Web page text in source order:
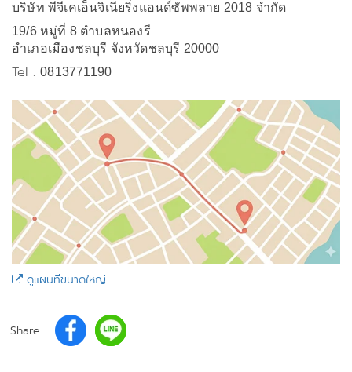
บริษัท พีจีเคเอ็นจิเนียริ่งแอนด์ซัพพลาย 2018 จำกัด
19/6 หมู่ที่ 8 ตำบลหนองรี
อำเภอเมืองชลบุรี จังหวัดชลบุรี 20000
Tel :0813771190
ดูแผนที่ขนาดใหญ่
Share :